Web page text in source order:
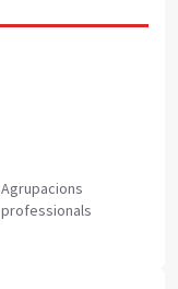
Agrupacions
professionals